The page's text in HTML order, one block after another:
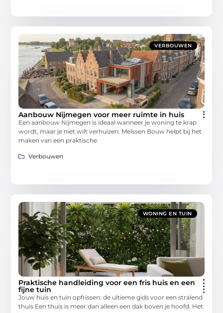
VERBOUWEN
Aanbouw Nijmegen voor meer ruimte in huis
Een aanbouw Nijmegen is ideaal wanneer je woning te krap
wordt, maar je niet wilt verhuizen. Melssen Bouw helpt bij het
maken van een praktische
Verbouwen
WONING EN TUIN
Praktische handleiding voor een fris huis en een
fijne tuin
Jouw huis en tuin opfrissen: de ultieme gids voor een stralend
thuis Een thuis is meer dan alleen een dak boven je hoofd. Het